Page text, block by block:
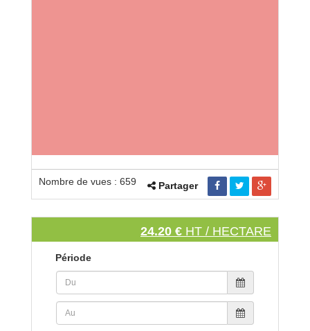
Nombre de vues : 659 Partager
24.20 € HT / HECTARE
Période